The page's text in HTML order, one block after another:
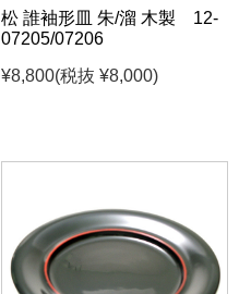
松 誰袖形皿 朱/溜 木製 12-
07205/07206
¥8,800(税抜 ¥8,000)